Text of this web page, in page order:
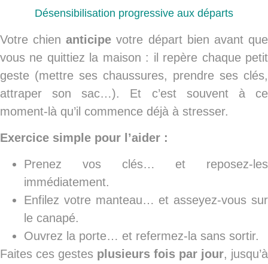
Désensibilisation progressive aux départs
Votre chienanticipe votre départ bien avant que
vous ne quittiez la maison : il repère chaque petit
geste (mettre ses chaussures, prendre ses clés,
attraper son sac…). Et c’est souvent à ce
moment-là qu’il commence déjà à stresser.
Exercice simple pour l’aider :
Prenez vos clés… et reposez-les
immédiatement.
Enfilez votre manteau… et asseyez-vous sur
le canapé.
Ouvrez la porte… et refermez-la sans sortir.
Faites ces gestes plusieurs fois par jour, jusqu’à